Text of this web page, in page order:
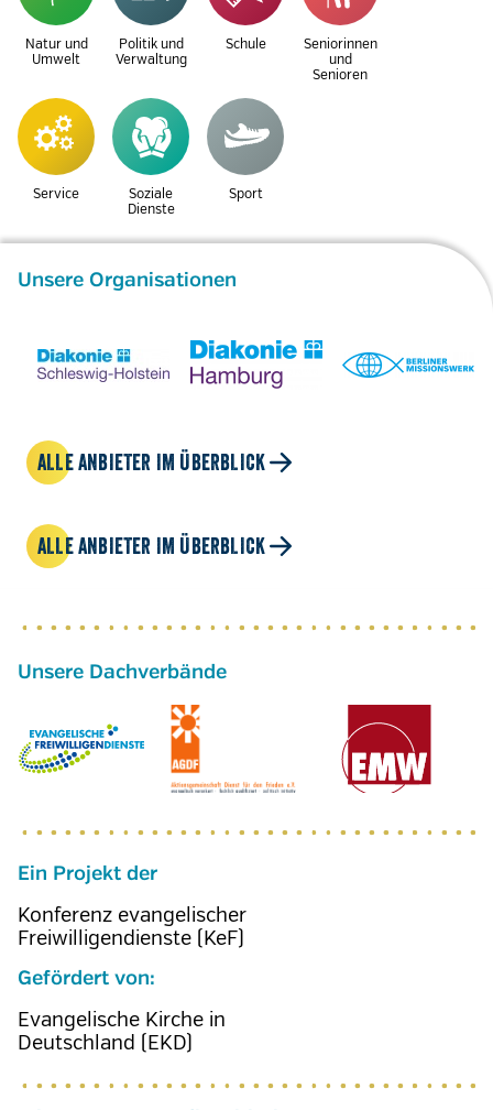
Natur und
Umwelt
Politik und
Verwaltung
Schule
Seniorinnen
und
Senioren
Service
Soziale
Dienste
Sport
Unsere Organisationen
ALLE ANBIETER IM ÜBERBLICK
ALLE ANBIETER IM ÜBERBLICK
Ein Projekt der
Konferenz evangelischer
Freiwilligendienste (KeF)
Gefördert von:
Evangelische Kirche in
Deutschland (EKD)